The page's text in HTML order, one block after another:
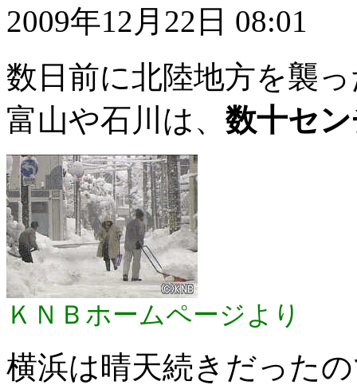
2009年12月22日 08:01
数日前に北陸地方を襲
富山や石川は、 数十セ
ＫＮＢホームページより
横浜は晴天続きだった